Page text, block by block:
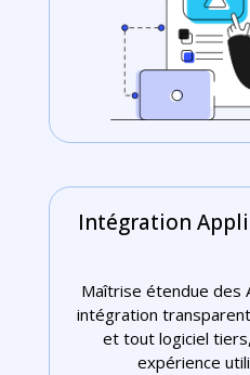
Intégration
Maîtrise étendue des
intégration
et tout logiciel
expérience